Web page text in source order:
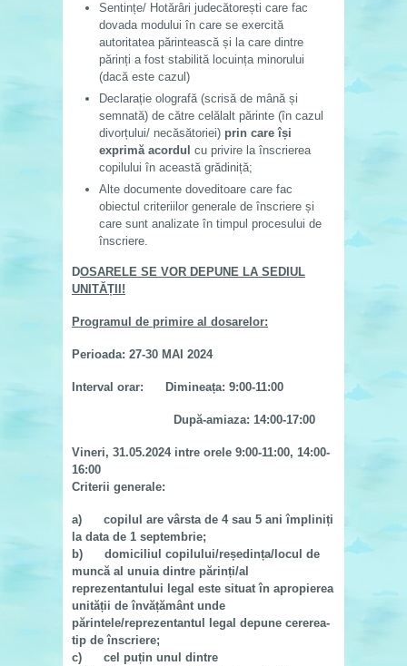
Sentințe/ Hotărâri judecătorești care fac
dovada modului în care se exercită
autoritatea părintească și la care dintre
părinți a fost stabilită locuința minorului
(dacă este cazul)
Declarație olografă (scrisă de mână și
semnată) de către celălalt părinte (în cazul
divorțului/ necăsătoriei) prin care își
exprimă acordul cu privire la înscrierea
copilului în această grădiniță;
Alte documente doveditoare care fac
obiectul criteriilor generale de înscriere și
care sunt analizate în timpul procesului de
înscriere.
DOSARELE SE VOR DEPUNE LA SEDIUL
UNITĂȚII!
Programul de primire al dosarelor:
Perioada: 27-30 MAI 2024
Interval orar: Dimineața: 9:00-11:00
După-amiaza: 14:00-17:00
Vineri, 31.05.2024 intre orele 9:00-11:00, 14:00-
16:00
Criterii generale:
a) copilul are vârsta de 4 sau 5 ani împliniți
la data de 1 septembrie;
b) domiciliul copilului/reședința/locul de
muncă al unuia dintre părinți/al
reprezentantului legal este situat în apropierea
unității de învățământ unde
părintele/reprezentantul legal depune cererea-
tip de înscriere;
c) cel puțin unul dintre